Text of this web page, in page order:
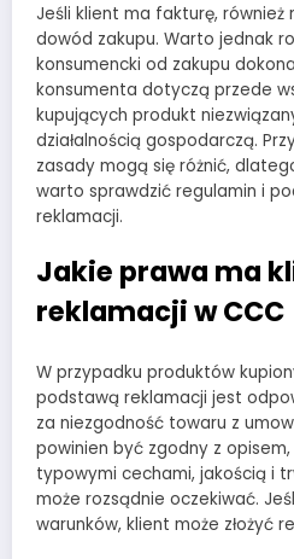
Jeśli klient ma fakturę, również
dowód zakupu. Warto jednak
konsumencki od zakupu
konsumenta dotyczą przede
kupujących produkt
działalnością gospodarczą.
zasady mogą się różnić,
warto sprawdzić regulamin i
reklamacji.
Jakie prawa ma
reklamacji w CCC
W przypadku produktów
podstawą reklamacji jest
za niezgodność towaru z
powinien być zgodny z
typowymi cechami, jakością i
może rozsądnie oczekiwać.
warunków, klient może złożyć